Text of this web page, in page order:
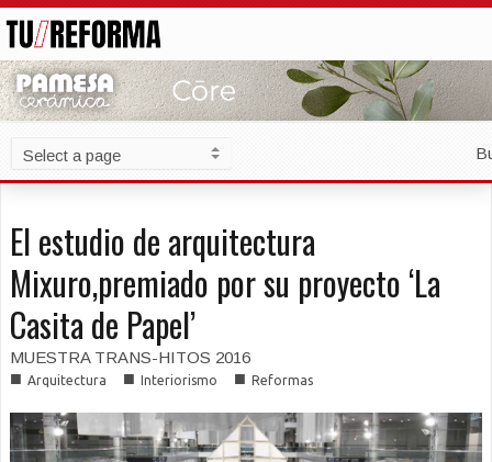
El estudio de arquitectura
Mixuro,premiado por su proyecto ‘La
Casita de Papel’
MUESTRA TRANS-HITOS 2016
■ Arquitectura ■ Interiorismo ■ Reformas